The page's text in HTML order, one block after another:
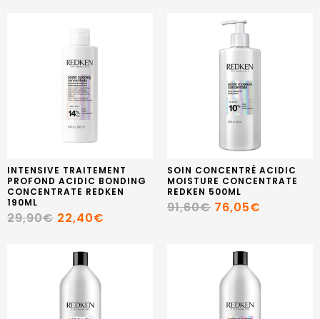
INTENSIVE TRAITEMENT
PROFOND ACIDIC BONDING
CONCENTRATE REDKEN
190ML
29,90€ 22,40€
SOIN CONCENTRÉ ACIDIC
MOISTURE CONCENTRATE
REDKEN 500ML
91,60€ 76,05€